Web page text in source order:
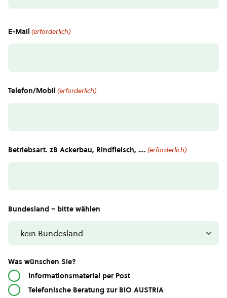
E-Mail (erforderlich)
Telefon/Mobil (erforderlich)
Betriebsart. zB Ackerbau, Rindfleisch, …. (erforderlich)
Bundesland – bitte wählen
Was wünschen Sie?
Informationsmaterial per Post
Telefonische Beratung zur BIO AUSTRIA